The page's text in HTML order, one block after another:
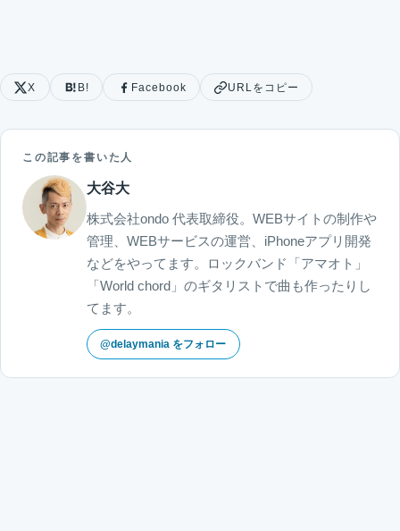
X B! Facebook URLをコピー
この記事を書いた人
大谷大
株式会社ondo 代表取締役。WEBサイトの制作や
管理、WEBサービスの運営、iPhoneアプリ開発
などをやってます。ロックバンド「アマオト」
「World chord」のギタリストで曲も作ったりし
てます。
@delaymania をフォロー